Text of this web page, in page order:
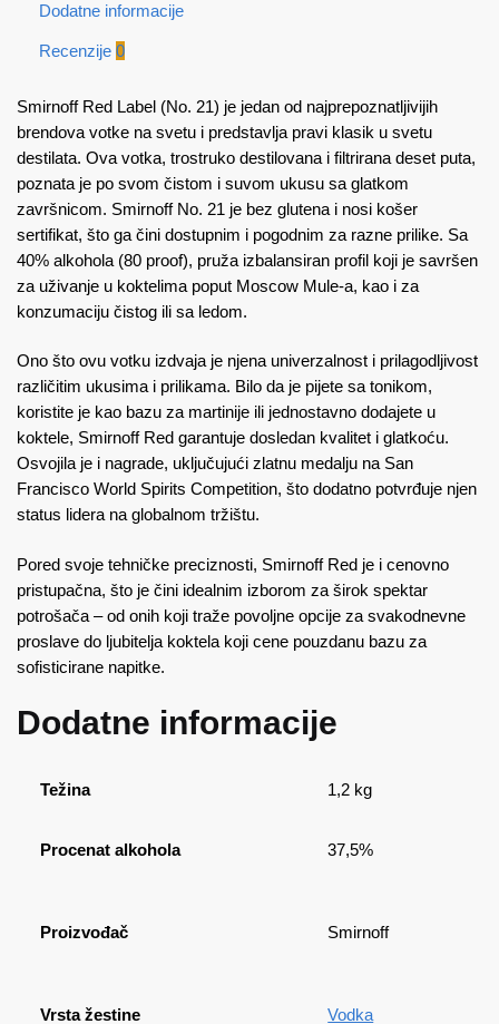
Dodatne informacije
Recenzije 0
Smirnoff Red Label (No. 21) je jedan od najprepoznatljivijih
brendova votke na svetu i predstavlja pravi klasik u svetu
destilata. Ova votka, trostruko destilovana i filtrirana deset puta,
poznata je po svom čistom i suvom ukusu sa glatkom
završnicom. Smirnoff No. 21 je bez glutena i nosi košer
sertifikat, što ga čini dostupnim i pogodnim za razne prilike. Sa
40% alkohola (80 proof), pruža izbalansiran profil koji je savršen
za uživanje u koktelima poput Moscow Mule-a, kao i za
konzumaciju čistog ili sa ledom.
Ono što ovu votku izdvaja je njena univerzalnost i prilagodljivost
različitim ukusima i prilikama. Bilo da je pijete sa tonikom,
koristite je kao bazu za martinije ili jednostavno dodajete u
koktele, Smirnoff Red garantuje dosledan kvalitet i glatkoću.
Osvojila je i nagrade, uključujući zlatnu medalju na San
Francisco World Spirits Competition, što dodatno potvrđuje njen
status lidera na globalnom tržištu.
Pored svoje tehničke preciznosti, Smirnoff Red je i cenovno
pristupačna, što je čini idealnim izborom za širok spektar
potrošača – od onih koji traže povoljne opcije za svakodnevne
proslave do ljubitelja koktela koji cene pouzdanu bazu za
sofisticirane napitke.
Dodatne informacije
Težina 1,2 kg
Procenat alkohola 37,5%
Proizvođač Smirnoff
Vrsta žestine Vodka